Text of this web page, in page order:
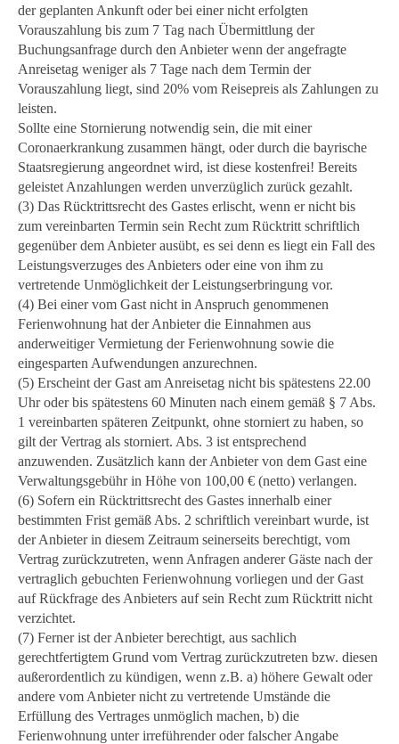
der geplanten Ankunft oder bei einer nicht erfolgten
Vorauszahlung bis zum 7 Tag nach Übermittlung der
Buchungsanfrage durch den Anbieter wenn der angefragte
Anreisetag weniger als 7 Tage nach dem Termin der
Vorauszahlung liegt, sind 20% vom Reisepreis als Zahlungen zu
leisten.
Sollte eine Stornierung notwendig sein, die mit einer
Coronaerkrankung zusammen hängt, oder durch die bayrische
Staatsregierung angeordnet wird, ist diese kostenfrei! Bereits
geleistet Anzahlungen werden unverzüglich zurück gezahlt.
(3) Das Rücktrittsrecht des Gastes erlischt, wenn er nicht bis
zum vereinbarten Termin sein Recht zum Rücktritt schriftlich
gegenüber dem Anbieter ausübt, es sei denn es liegt ein Fall des
Leistungsverzuges des Anbieters oder eine von ihm zu
vertretende Unmöglichkeit der Leistungserbringung vor.
(4) Bei einer vom Gast nicht in Anspruch genommenen
Ferienwohnung hat der Anbieter die Einnahmen aus
anderweitiger Vermietung der Ferienwohnung sowie die
eingesparten Aufwendungen anzurechnen.
(5) Erscheint der Gast am Anreisetag nicht bis spätestens 22.00
Uhr oder bis spätestens 60 Minuten nach einem gemäß § 7 Abs.
1 vereinbarten späteren Zeitpunkt, ohne storniert zu haben, so
gilt der Vertrag als storniert. Abs. 3 ist entsprechend
anzuwenden. Zusätzlich kann der Anbieter von dem Gast eine
Verwaltungsgebühr in Höhe von 100,00 € (netto) verlangen.
(6) Sofern ein Rücktrittsrecht des Gastes innerhalb einer
bestimmten Frist gemäß Abs. 2 schriftlich vereinbart wurde, ist
der Anbieter in diesem Zeitraum seinerseits berechtigt, vom
Vertrag zurückzutreten, wenn Anfragen anderer Gäste nach der
vertraglich gebuchten Ferienwohnung vorliegen und der Gast
auf Rückfrage des Anbieters auf sein Recht zum Rücktritt nicht
verzichtet.
(7) Ferner ist der Anbieter berechtigt, aus sachlich
gerechtfertigtem Grund vom Vertrag zurückzutreten bzw. diesen
außerordentlich zu kündigen, wenn z.B. a) höhere Gewalt oder
andere vom Anbieter nicht zu vertretende Umstände die
Erfüllung des Vertrages unmöglich machen, b) die
Ferienwohnung unter irreführender oder falscher Angabe